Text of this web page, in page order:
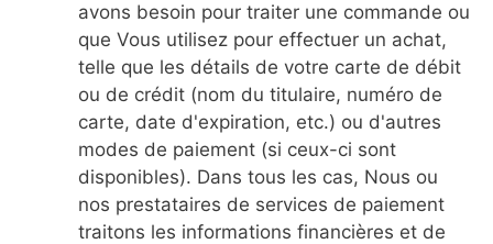
avons besoin pour traiter une commande ou
que Vous utilisez pour effectuer un achat,
telle que les détails de votre carte de débit
ou de crédit (nom du titulaire, numéro de
carte, date d'expiration, etc.) ou d'autres
modes de paiement (si ceux-ci sont
disponibles). Dans tous les cas, Nous ou
nos prestataires de services de paiement
traitons les informations financières et de